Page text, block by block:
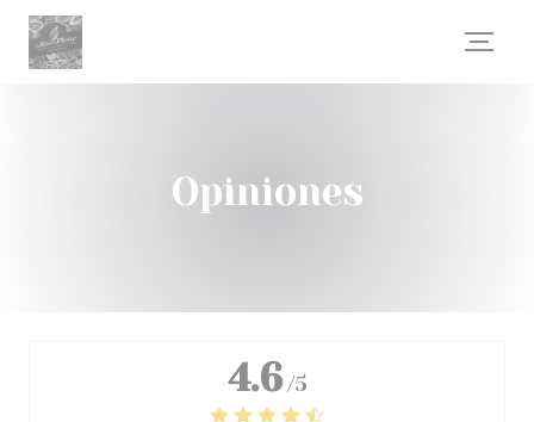
Personalización de sus opciones de cookies
Opiniones
4.6 /5